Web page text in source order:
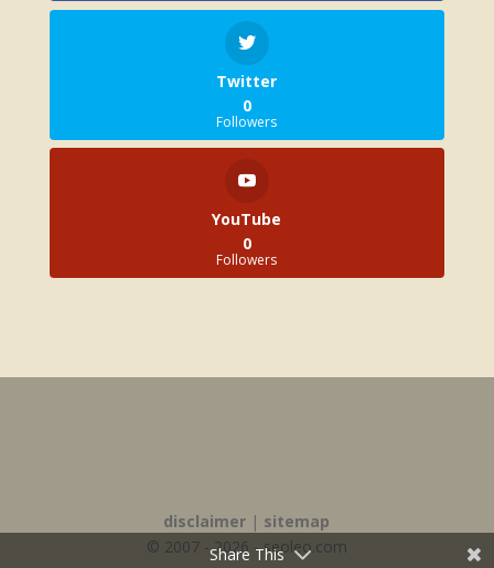
Twitter
0
Followers
YouTube
0
Followers
disclaimer | sitemap
© 2007 - 2026 - seoleo.com
Share This